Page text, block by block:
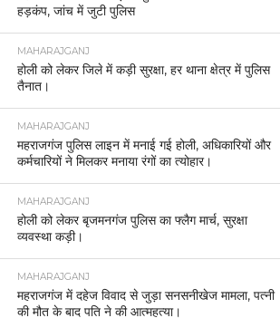
हड़कंप, जांच में जुटी पुलिस
MAHARAJGANJ
होली को लेकर जिले में कड़ी सुरक्षा, हर थाना क्षेत्र में पुलिस
तैनात।
MAHARAJGANJ
महराजगंज पुलिस लाइन में मनाई गई होली, अधिकारियों और
कर्मचारियों ने मिलकर मनाया रंगों का त्योहार।
MAHARAJGANJ
होली को लेकर बृजमनगंज पुलिस का फ्लैग मार्च, सुरक्षा
व्यवस्था कड़ी।
MAHARAJGANJ
महराजगंज में दहेज विवाद से जुड़ा सनसनीखेज मामला, पत्नी
की मौत के बाद पति ने की आत्महत्या।